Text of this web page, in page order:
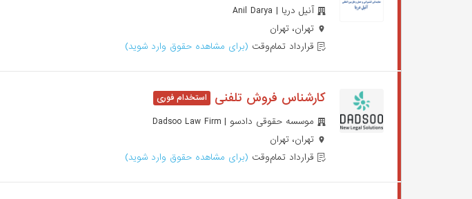
آنیل دریا | Anil Darya
تهران، تهران
قرارداد تمام‌وقت (برای مشاهده حقوق وارد شوید)
کارشناس فروش تلفنی
موسسه حقوقی دادسو | Dadsoo Law Firm
تهران، تهران
قرارداد تمام‌وقت (برای مشاهده حقوق وارد شوید)